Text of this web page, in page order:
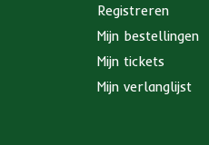
Registreren
Mijn bestellingen
Mijn tickets
Mijn verlanglijst